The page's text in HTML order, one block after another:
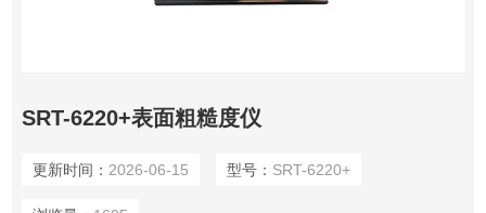
SRT-6220+表面粗糙度仪
更新时间： 2026-06-15 型号： SRT-6220+